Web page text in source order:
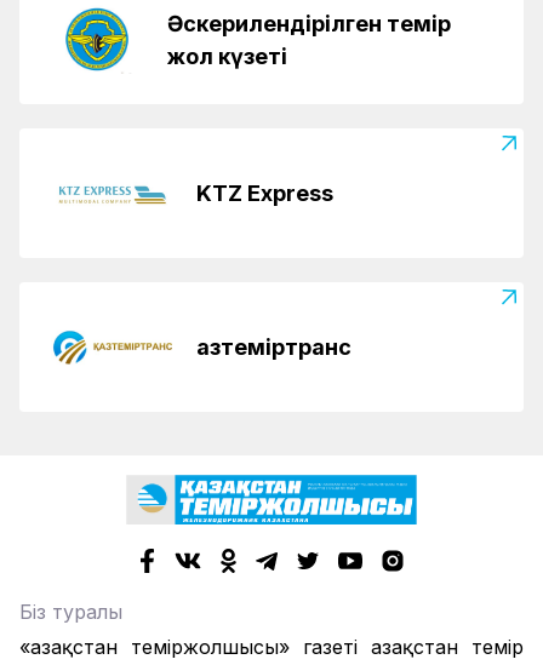
Әскерилендірілген темір
жол күзеті
KTZ Express
Қазтеміртранс
Біз туралы
«Қазақстан теміржолшысы» газеті Қазақстан темір